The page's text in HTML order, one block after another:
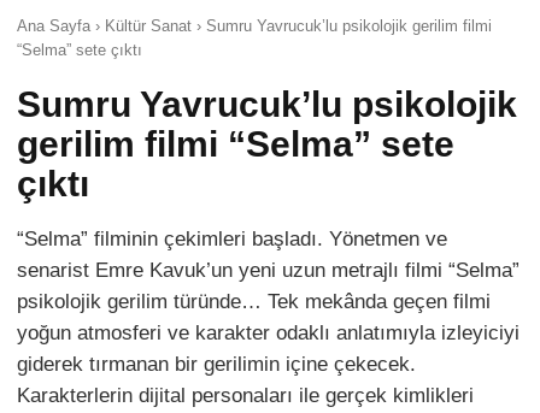
Ana Sayfa › Kültür Sanat › Sumru Yavrucuk’lu psikolojik gerilim filmi
“Selma” sete çıktı
Sumru Yavrucuk’lu psikolojik
gerilim filmi “Selma” sete
çıktı
“Selma” filminin çekimleri başladı. Yönetmen ve
senarist Emre Kavuk’un yeni uzun metrajlı filmi “Selma”
psikolojik gerilim türünde… Tek mekânda geçen filmi
yoğun atmosferi ve karakter odaklı anlatımıyla izleyiciyi
giderek tırmanan bir gerilimin içine çekecek.
Karakterlerin dijital personaları ile gerçek kimlikleri